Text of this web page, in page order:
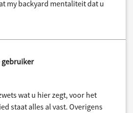
my backyard mentaliteit dat u
gebruiker
wat u hier zegt, voor het
staat alles al vast. Overigens